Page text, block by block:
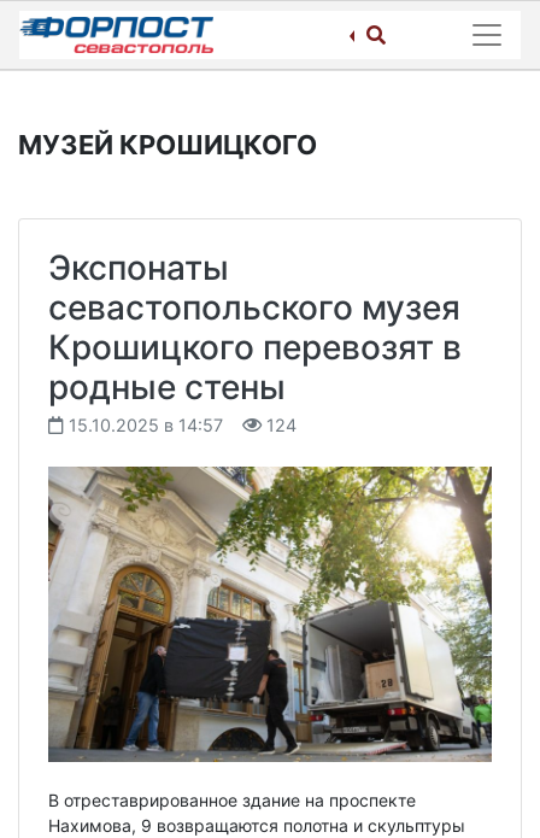
Skip
content
МУЗЕЙ КРОШИЦКОГО
Экспонаты
севастопольского музея
Крошицкого перевозят в
родные стены
15.10.2025 в 14:57 124
В отреставрированное здание на проспекте
Нахимова, 9 возвращаются полотна и скульптуры